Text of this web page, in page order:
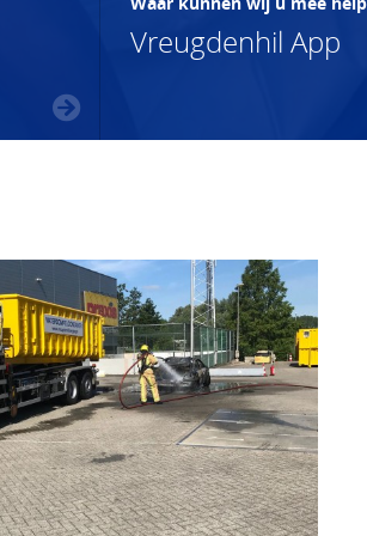
Vreugdenhil App